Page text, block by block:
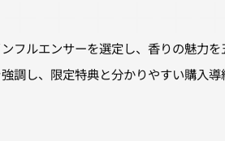
フルエンサーを選定し、香りの魅力を
調し、限定特典と分かりやすい購入導